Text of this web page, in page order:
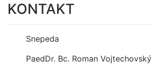
KONTAKT
Snepeda
PaedDr. Bc. Roman Vojtechovský